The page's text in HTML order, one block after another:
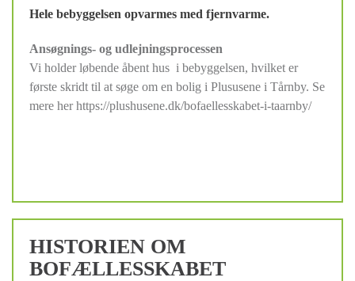
Hele bebyggelsen opvarmes med fjernvarme.
Ansøgnings- og udlejningsprocessen
Vi holder løbende åbent hus i bebyggelsen, hvilket er
første skridt til at søge om en bolig i Plususene i Tårnby. Se
mere her https://plushusene.dk/bofaellesskabet-i-taarnby/
HISTORIEN OM
BOFÆLLESSKABET